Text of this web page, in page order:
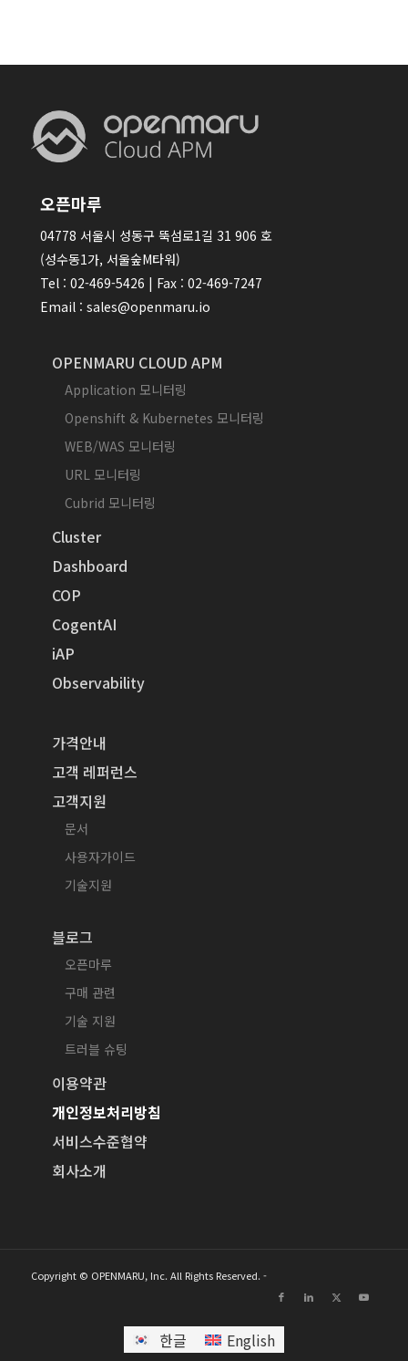
오픈마루
04778 서울시 성동구 뚝섬로1길 31 906 호
(성수동1가, 서울숲M타워)
Tel : 02-469-5426 | Fax : 02-469-7247
Email : sales@openmaru.io
OPENMARU CLOUD APM
Application 모니터링
Openshift & Kubernetes 모니터링
WEB/WAS 모니터링
URL 모니터링
Cubrid 모니터링
Cluster
Dashboard
COP
CogentAI
iAP
Observability
가격안내
고객 레퍼런스
고객지원
문서
사용자가이드
기술지원
블로그
오픈마루
구매 관련
기술 지원
트러블 슈팅
이용약관
개인정보처리방침
서비스수준협약
회사소개
Copyright © OPENMARU, Inc. All Rights Reserved. -
한글 English